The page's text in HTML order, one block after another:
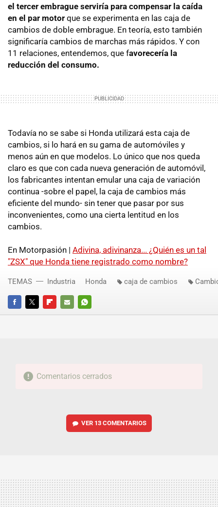
el tercer embrague serviría para compensar la caída
en el par motor que se experimenta en las caja de
cambios de doble embrague. En teoría, esto también
significaría cambios de marchas más rápidos. Y con
11 relaciones, entendemos, que favorecería la
reducción del consumo.
Todavía no se sabe si Honda utilizará esta caja de
cambios, si lo hará en su gama de automóviles y
menos aún en que modelos. Lo único que nos queda
claro es que con cada nueva generación de automóvil,
los fabricantes intentan emular una caja de variación
continua -sobre el papel, la caja de cambios más
eficiente del mundo- sin tener que pasar por sus
inconvenientes, como una cierta lentitud en los
cambios.
En Motorpasión | Adivina, adivinanza... ¿Quién es un tal
"ZSX" que Honda tiene registrado como nombre?
FACEBOOKTWITTERFLIPBOARD
E-
WHATSAPP
TEMAS Industria Honda caja de cambios
Comentarios cerrados
VER 13 COMENTARIOS